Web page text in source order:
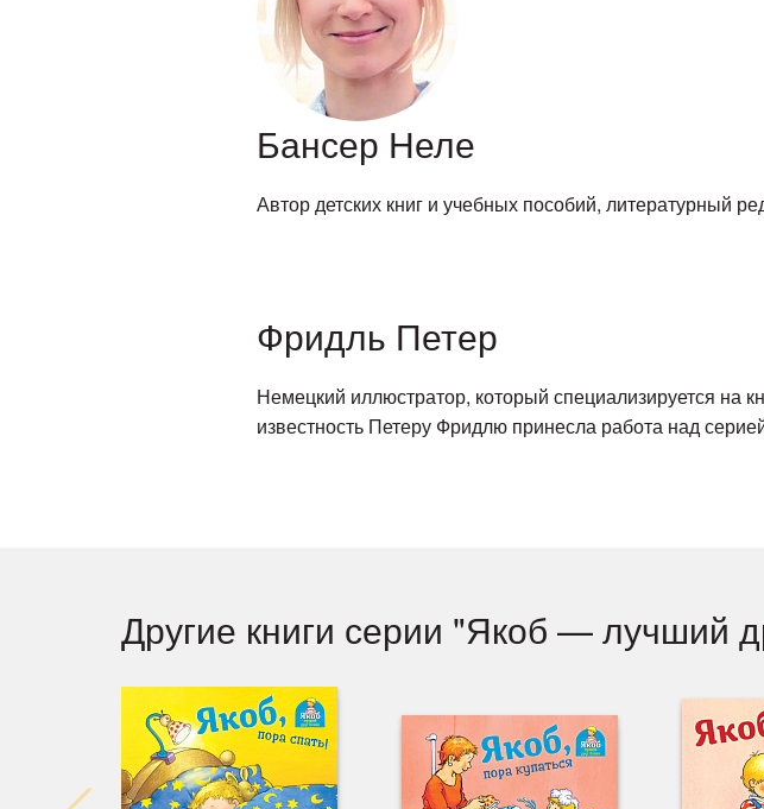
Бансер Неле
Автор детских книг и учебных пособий, литературный
Фридль Петер
Немецкий иллюстратор, который специализируется на
известность Петеру Фридлю принесла работа над
Другие книги серии "Якоб — лучший